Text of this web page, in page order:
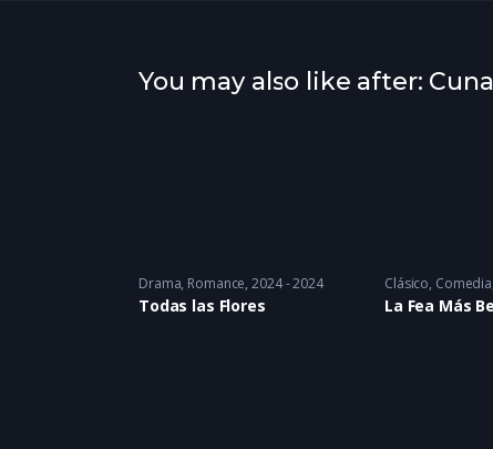
You may also like after:
Drama, Romance 2024 - 2024
Todas las Flores
Clásico, Comedia
La Fea Más